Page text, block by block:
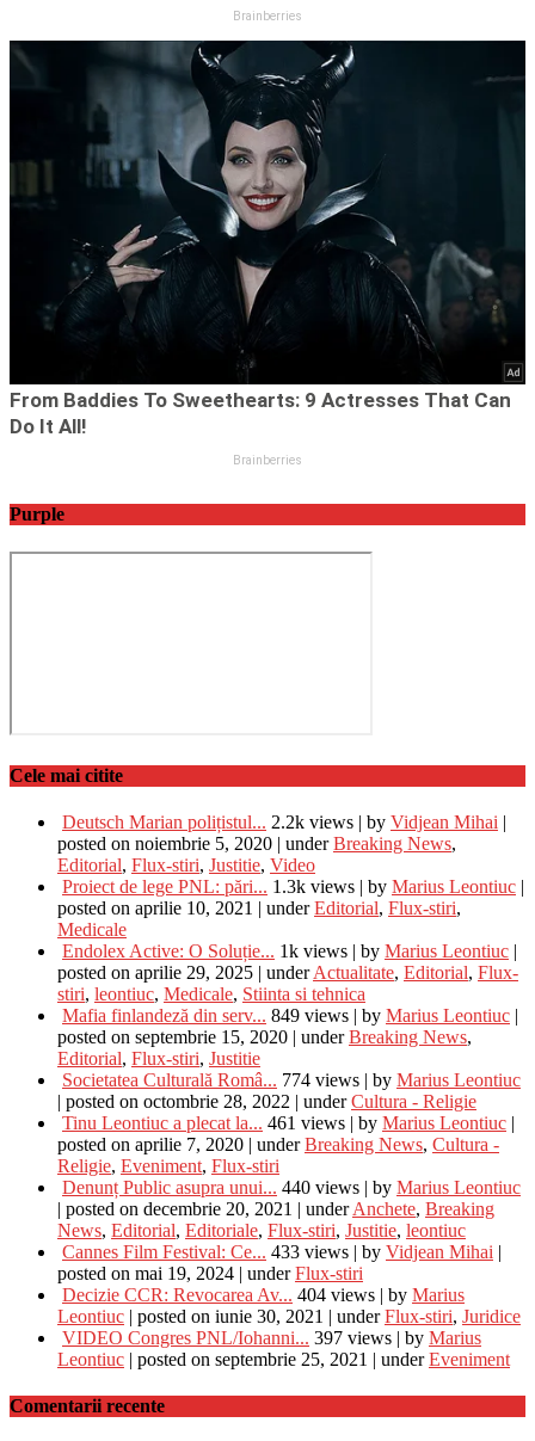
Purple
Cele mai citite
Deutsch Marian polițistul... 2.2k views | by Vidjean Mihai |
posted on noiembrie 5, 2020 | underBreaking News,
Editorial, Flux-stiri, Justitie, Video
Proiect de lege PNL: pări... 1.3k views | by Marius Leontiuc |
posted on aprilie 10, 2021 | underEditorial, Flux-stiri,
Medicale
Endolex Active: O Soluție... 1k views | by Marius Leontiuc |
posted on aprilie 29, 2025 | underActualitate, Editorial, Flux-
stiri, leontiuc, Medicale, Stiinta si tehnica
Mafia finlandeză din serv... 849 views | by Marius Leontiuc |
posted on septembrie 15, 2020 | underBreaking News,
Editorial, Flux-stiri, Justitie
Societatea Culturală Româ... 774 views | by Marius Leontiuc
| posted on octombrie 28, 2022 | underCultura - Religie
Tinu Leontiuc a plecat la... 461 views | by Marius Leontiuc |
posted on aprilie 7, 2020 | underBreaking News, Cultura -
Religie, Eveniment, Flux-stiri
Denunț Public asupra unui... 440 views | by Marius Leontiuc
| posted on decembrie 20, 2021 | underAnchete, Breaking
News, Editorial, Editoriale, Flux-stiri, Justitie, leontiuc
Cannes Film Festival: Ce... 433 views | by Vidjean Mihai |
posted on mai 19, 2024 | underFlux-stiri
Decizie CCR: Revocarea Av... 404 views | by Marius
Leontiuc | posted on iunie 30, 2021 | underFlux-stiri, Juridice
VIDEO Congres PNL/Iohanni... 397 views | by Marius
Leontiuc | posted on septembrie 25, 2021 | underEveniment
Comentarii recente